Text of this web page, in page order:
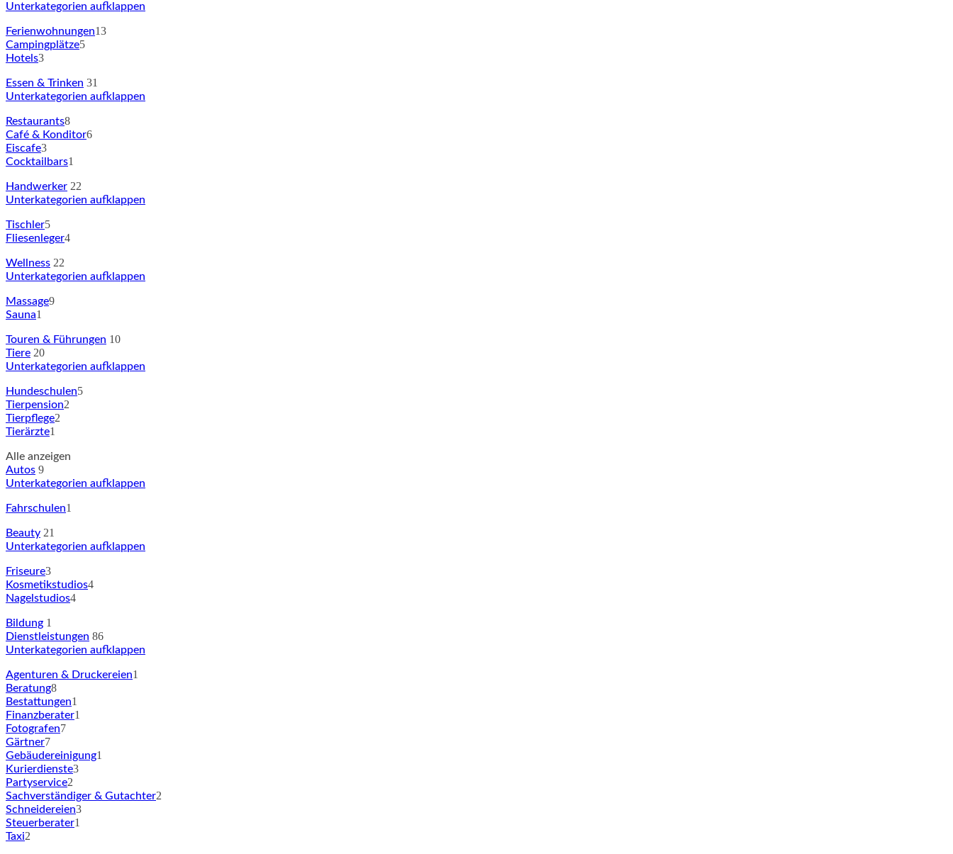
Unterkategorien aufklappen
Ferienwohnungen13
Campingplätze5
Hotels3
Essen & Trinken 31
Unterkategorien aufklappen
Restaurants8
Café & Konditor6
Eiscafe3
Cocktailbars1
Handwerker 22
Unterkategorien aufklappen
Tischler5
Fliesenleger4
Wellness 22
Unterkategorien aufklappen
Massage9
Sauna1
Touren & Führungen 10
Tiere 20
Unterkategorien aufklappen
Hundeschulen5
Tierpension2
Tierpflege2
Tierärzte1
Alle anzeigen
Autos 9
Unterkategorien aufklappen
Fahrschulen1
Beauty 21
Unterkategorien aufklappen
Friseure3
Kosmetikstudios4
Nagelstudios4
Bildung 1
Dienstleistungen 86
Unterkategorien aufklappen
Agenturen & Druckereien1
Beratung8
Bestattungen1
Finanzberater1
Fotografen7
Gärtner7
Gebäudereinigung1
Kurierdienste3
Partyservice2
Sachverständiger & Gutachter2
Schneidereien3
Steuerberater1
Taxi2